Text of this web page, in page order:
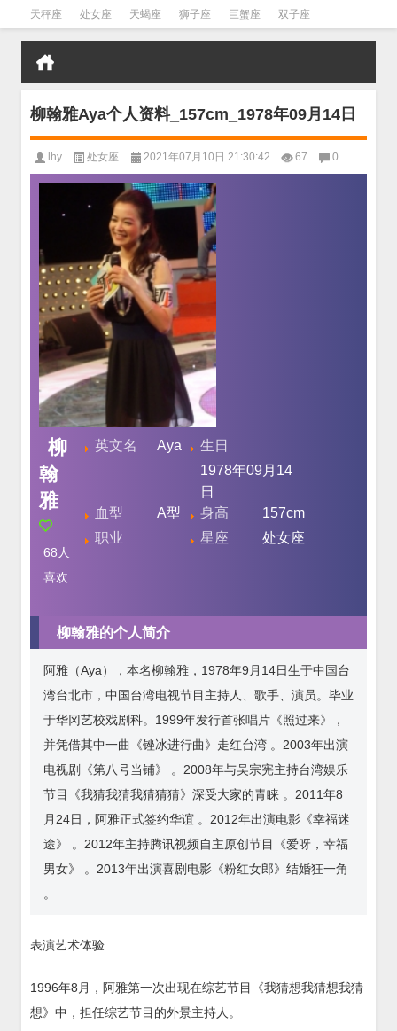
天秤座 处女座 天蝎座 狮子座 巨蟹座 双子座
金牛座 双鱼座 水瓶座
柳翰雅Aya个人资料_157cm_1978年09月14日
lhy 处女座 2021年07月10日 21:30:42 67 0
柳
翰
雅
68人
喜欢
英文名 Aya
生日
1978年09月14
日
血型
A型 身高
157cm
职业
星座 处女座
柳翰雅的个人简介
阿雅（Aya），本名柳翰雅，1978年9月14日生于中国台
湾台北市，中国台湾电视节目主持人、歌手、演员。毕业
于华冈艺校戏剧科。1999年发行首张唱片《照过来》，
并凭借其中一曲《锉冰进行曲》走红台湾 。2003年出演
电视剧《第八号当铺》 。2008年与吴宗宪主持台湾娱乐
节目《我猜我猜我猜猜猜》深受大家的青睐 。2011年8
月24日，阿雅正式签约华谊 。2012年出演电影《幸福迷
途》 。2012年主持腾讯视频自主原创节目《爱呀，幸福
男女》 。2013年出演喜剧电影《粉红女郎》结婚狂一角
。
表演艺术体验
1996年8月，阿雅第一次出现在综艺节目《我猜想我猜想我猜
想》中，担任综艺节目的外景主持人。